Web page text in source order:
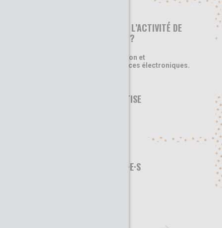
EN QUOI CONSISTE L’ACTIVITÉ DE
CETTE ORGANISATION ?
Développement, fabrication et
commercialisation de puces électroniques.
DOMAINE D’EXPERTISE
NOS INTERVENANT·E·S